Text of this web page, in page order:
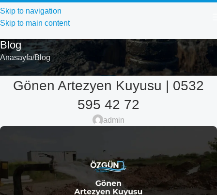
Skip to navigation
Skip to main content
Blog
Anasayfa Blog
BLOG
Gönen Artezyen Kuyusu | 0532
595 42 72
admin